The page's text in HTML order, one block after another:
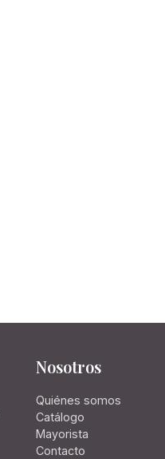
Nosotros
Quiénes somos
Catálogo
Mayorista
Contacto